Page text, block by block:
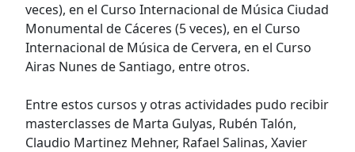
veces), en el Curso Internacional de Música Ciudad
Monumental de Cáceres (5 veces), en el Curso
Internacional de Música de Cervera, en el Curso
Airas Nunes de Santiago, entre otros.
Entre estos cursos y otras actividades pudo recibir
masterclasses de Marta Gulyas, Rubén Talón,
Claudio Martinez Mehner, Rafael Salinas, Xavier